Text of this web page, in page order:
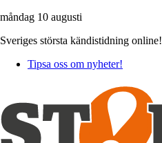
måndag 10 augusti
Sveriges största kändistidning online!
Tipsa oss om nyheter!